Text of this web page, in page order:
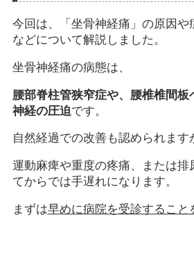
今回は、「坐骨神経痛」の原因や
などについて解説しました。
坐骨神経痛の病態は、
腰部脊柱管狭窄症や、腰椎椎間板
神経の圧迫です。
自然経過での改善も認められます
運動麻痺や重度の疼痛、または排
てからでは手遅れになります。
まずは早めに病院を受診すること